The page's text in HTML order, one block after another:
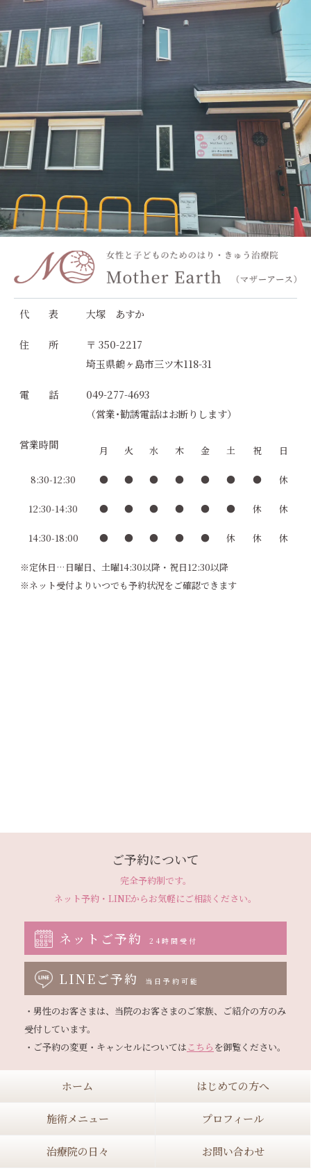
代 表 大塚 あすか
住 所
〒 350-2217
埼玉県鶴ヶ島市三ツ木118-31
電 話
049-277-4693
（営業･勧誘電話はお断りします）
営業時間 月 火 水 木 金 土 祝 日
8:30-12:30 ● ● ● ● ● ● ● 休
12:30-14:30 ● ● ● ● ● ● 休 休
14:30-18:00 ● ● ● ● ● 休 休 休
※定休日…日曜日、土曜14:30以降・祝日12:30以降
※ネット受付よりいつでも予約状況をご確認できます
ご予約について
完全予約制です。
ネット予約・LINEからお気軽にご相談ください。
ネットご予約 24時間受付
LINEご予約 当日予約可能
・男性のお客さまは、当院のお客さまのご家族、ご紹介の方のみ
受付しています。
・ご予約の変更・キャンセルについてはこちら
ホーム はじめての方へ
施術メニュー プロフィール
治療院の日々 お問い合わせ